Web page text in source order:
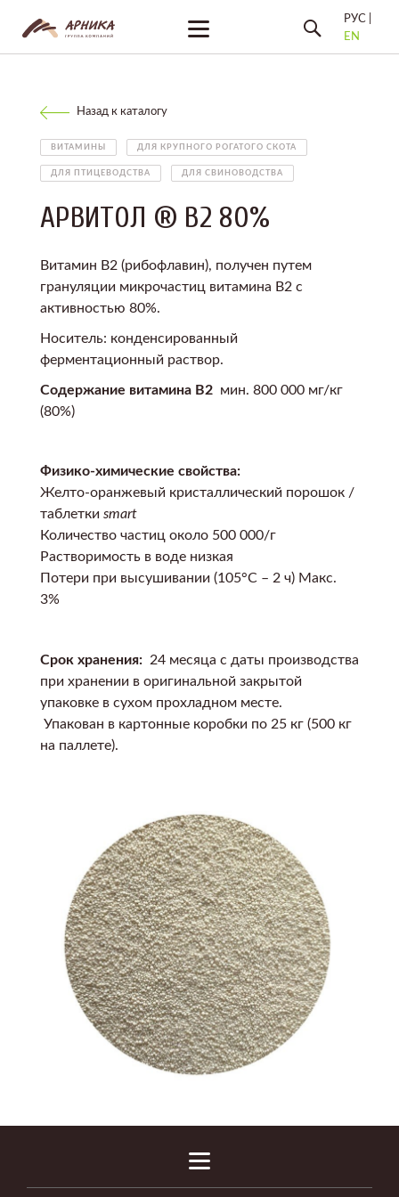
РУС |
EN
Назад к каталогу
ВИТАМИНЫ ДЛЯ КРУПНОГО РОГАТОГО СКОТА
ДЛЯ ПТИЦЕВОДСТВА ДЛЯ СВИНОВОДСТВА
АРВИТОЛ ® В2 80%
Витамин В2 (рибофлавин), получен путем
грануляции микрочастиц витамина В2 с
активностью 80%.
Носитель: конденсированный
ферментационный раствор.
Содержание витамина В2 мин. 800 000 мг/кг
(80%)
Физико-химические свойства:
Желто-оранжевый кристаллический порошок /
таблетки smart
Количество частиц около 500 000/г
Растворимость в воде низкая
Потери при высушивании (105°C – 2 ч) Макс.
3%
Срок хранения: 24 месяца с даты производства
при хранении в оригинальной закрытой
упаковке в сухом прохладном месте.
Упакован в картонные коробки по 25 кг (500 кг
на паллете).